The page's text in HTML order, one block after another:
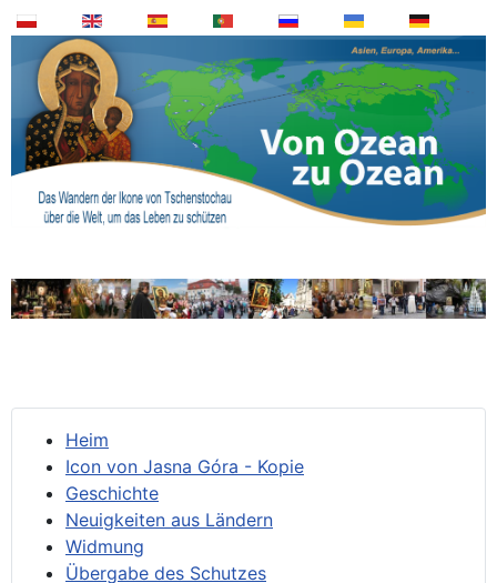
Heim
Icon von Jasna Góra - Kopie
Geschichte
Neuigkeiten aus Ländern
Widmung
Übergabe des Schutzes